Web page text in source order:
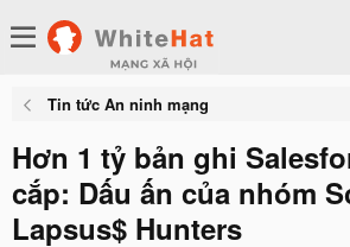
Tin tức An ninh mạng
Hơn 1 tỷ bản ghi
cắp: Dấu ấn của nhóm
Lapsus$ Hunters